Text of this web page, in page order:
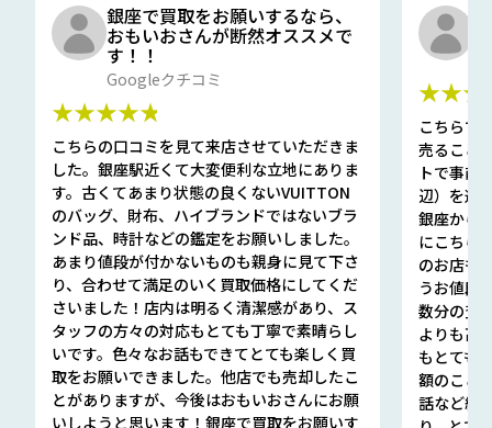
銀座で買取をお願いするなら、
おもいおさんが断然オススメで
す！！
Googleクチコミ
★★★★★
こちらの口コミを見て来店させていただきま
した。銀座駅近くて大変便利な立地にありま
す。古くてあまり状態の良くないVUITTON
のバッグ、財布、ハイブランドではないブラ
ンド品、時計などの鑑定をお願いしました。
あまり値段が付かないものも親身に見て下さ
り、合わせて満足のいく買取価格にしてくだ
さいました！店内は明るく清潔感があり、ス
タッフの方々の対応もとても丁寧で素晴らし
いです。色々なお話もできてとても楽しく買
取をお願いできました。他店でも売却したこ
とがありますが、今後はおもいおさんにお願
いしようと思います！銀座で買取をお願いす
こちらで
売ること
トで事前
辺）を選
銀座から
にこちら
のお店も
うお値段
数分の査
よりも高
もとても
額のこと
話など細